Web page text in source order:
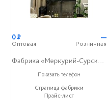
0Р
Оптовая
—
Розничная
Фабрика «Меркурий-Сурский»
+7 (8415) 73-05-06
Показать телефон
Страница фабрики
Прайс-лист